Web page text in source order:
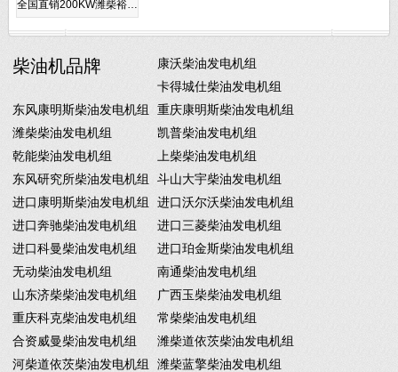
全国直销200KW潍柴裕…
柴油机品牌
康沃柴油发电机组
卡得城仕柴油发电机组
东风康明斯柴油发电机组
重庆康明斯柴油发电机组
潍柴柴油发电机组
凯普柴油发电机组
乾能柴油发电机组
上柴柴油发电机组
东风研究所柴油发电机组
斗山大宇柴油发电机组
进口康明斯柴油发电机组
进口沃尔沃柴油发电机组
进口奔驰柴油发电机组
进口三菱柴油发电机组
进口科曼柴油发电机组
进口珀金斯柴油发电机组
无动柴油发电机组
南通柴油发电机组
山东济柴柴油发电机组
广西玉柴柴油发电机组
重庆科克柴油发电机组
常柴柴油发电机组
合资威曼柴油发电机组
潍柴道依茨柴油发电机组
河柴道依茨柴油发电机组
潍柴蓝擎柴油发电机组